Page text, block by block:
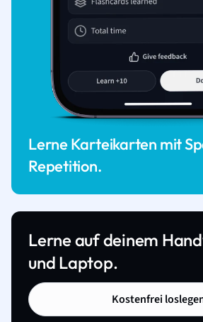
Lerne Karteikarten mit
Repetition.
Lerne auf deinem
und Laptop.
Kostenfrei